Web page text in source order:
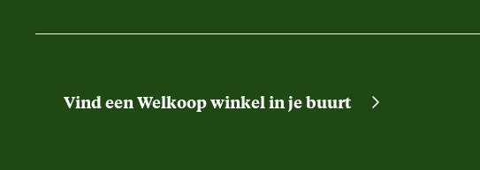
Vind een Welkoop winkel in je buurt